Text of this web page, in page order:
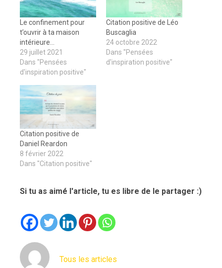
Le confinement pour
t’ouvrir à ta maison
intérieure…
29 juillet 2021
Dans "Pensées
d'inspiration positive"
Citation positive de Léo
Buscaglia
24 octobre 2022
Dans "Pensées
d'inspiration positive"
Citation positive de
Daniel Reardon
8 février 2022
Dans "Citation positive"
Si tu as aimé l'article, tu es libre de le partager :)
Tous les articles